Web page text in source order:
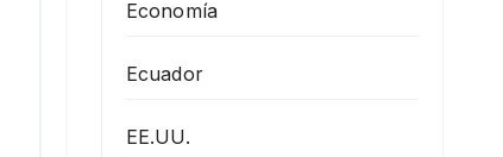
Economía
Ecuador
EE.UU.